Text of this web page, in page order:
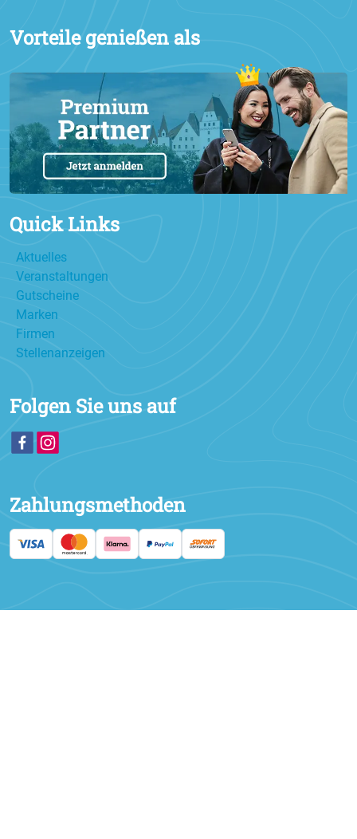
Vorteile genießen als
Quick Links
Aktuelles
Veranstaltungen
Gutscheine
Marken
Firmen
Stellenanzeigen
Folgen Sie uns auf
Zahlungsmethoden